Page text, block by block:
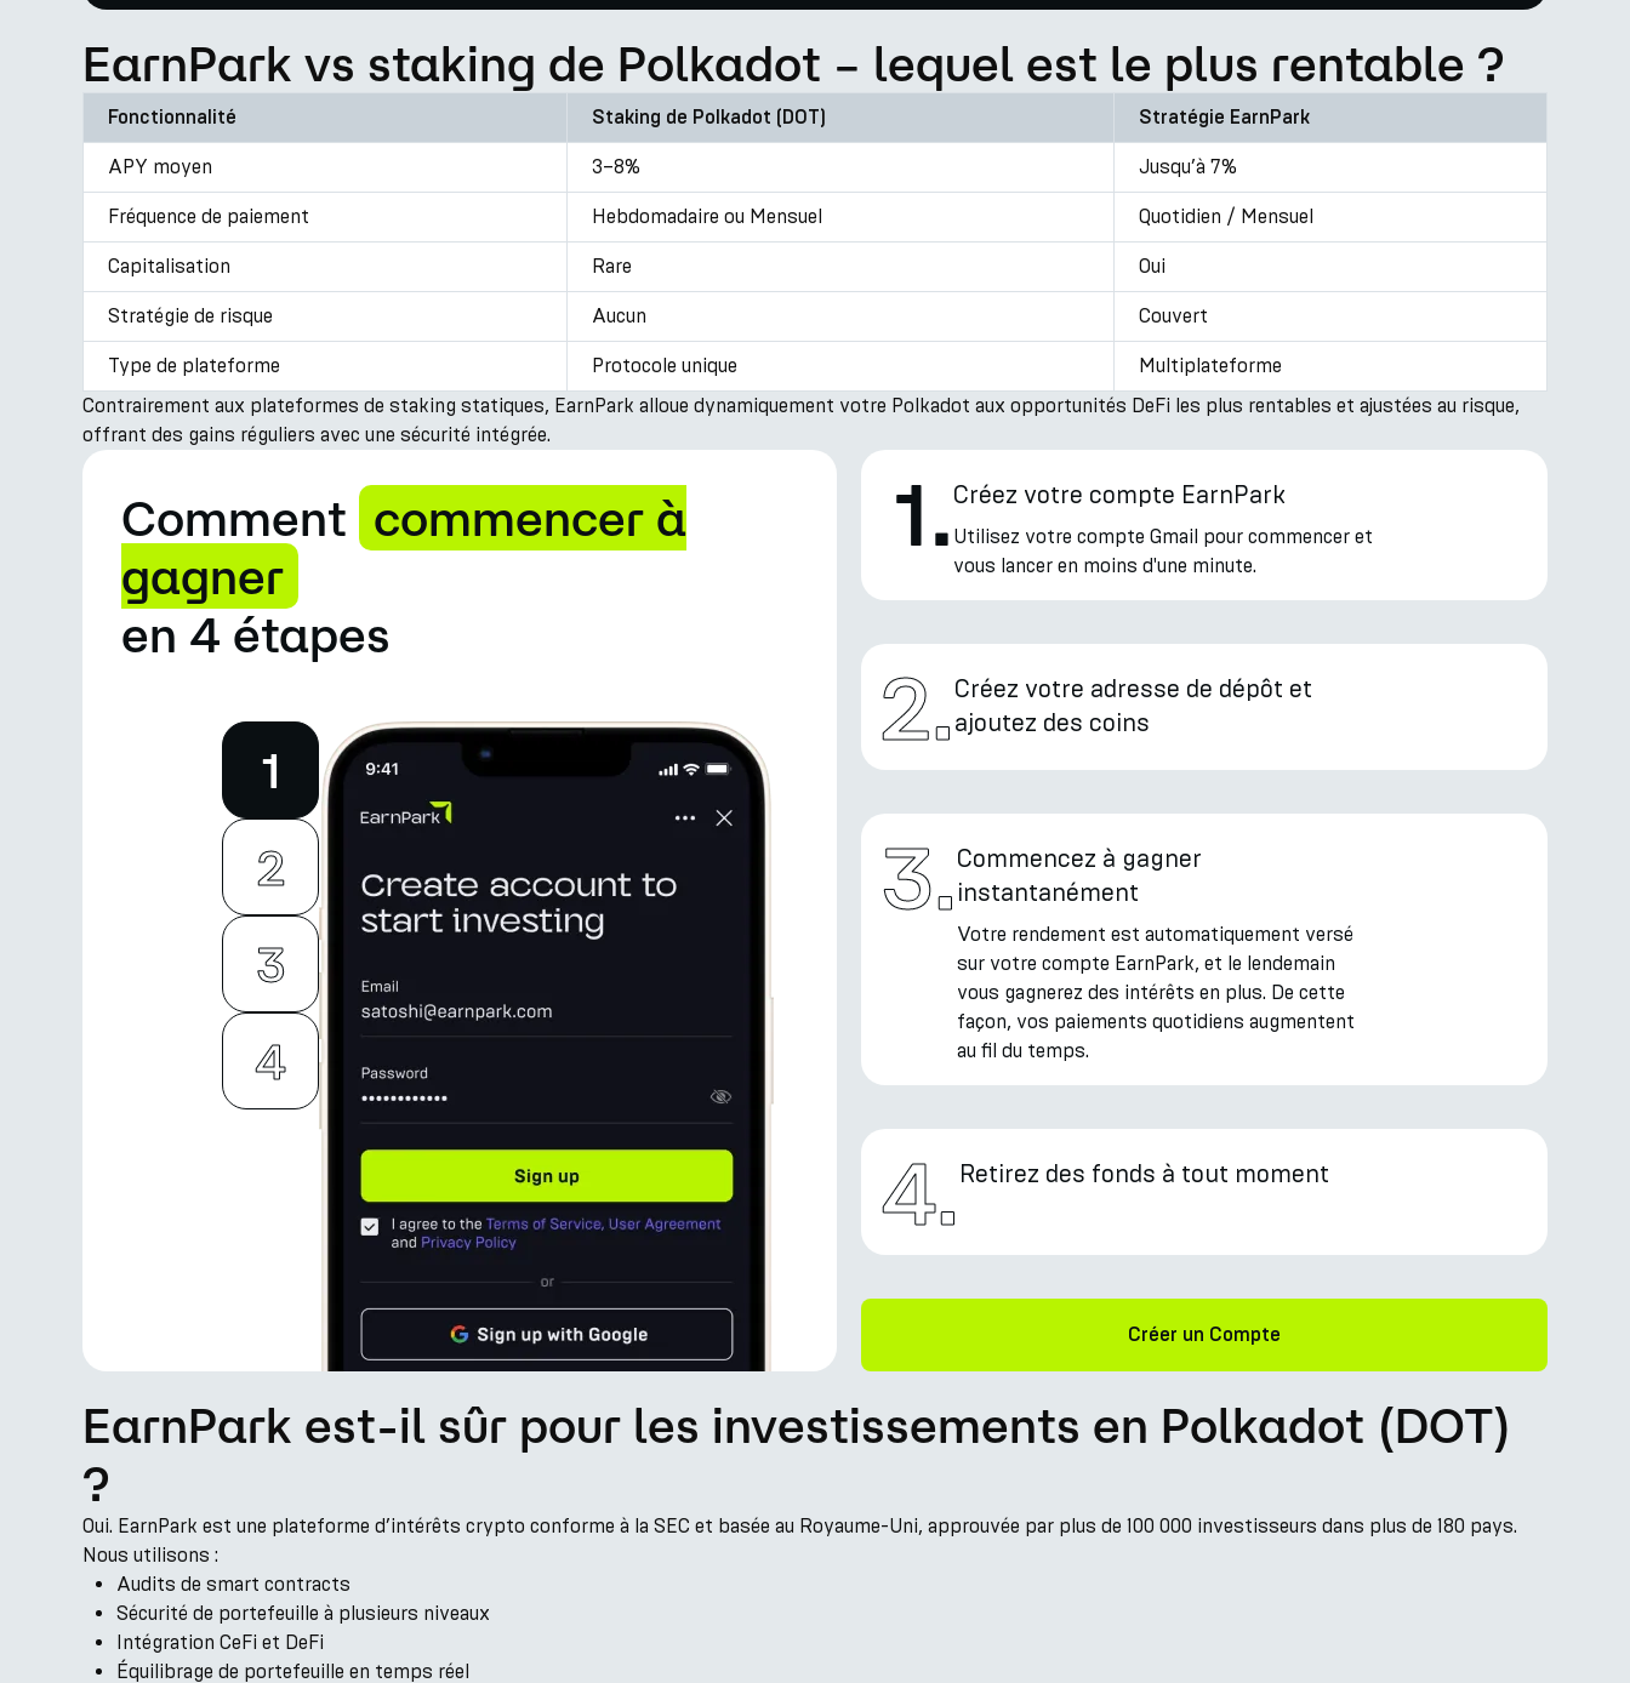
EarnPark vs staking de Polkadot – lequel est le plus rentable ?
Fonctionnalité Staking de Polkadot (DOT) Stratégie EarnPark
APY moyen 3–8% Jusqu’à 7%
Fréquence de paiement Hebdomadaire ou Mensuel Quotidien / Mensuel
Capitalisation Rare Oui
Stratégie de risque Aucun Couvert
Type de plateforme Protocole unique
Multiplateforme
Contrairement aux plateformes de staking statiques, EarnPark alloue dynamiquement votre Polkadot aux opportunités DeFi les plus rentables et ajustées au risque,
offrant des gains réguliers avec une sécurité intégrée.
Comment commencer à
gagner
en 4 étapes
1
2
3
4
1. Créez votre compte EarnPark
Utilisez votre compte Gmail pour commencer et
vous lancer en moins d'une minute.
2. Créez votre adresse de dépôt et
ajoutez des coins
3. Commencez à gagner
instantanément
Votre rendement est automatiquement versé
sur votre compte EarnPark, et le lendemain
vous gagnerez des intérêts en plus. De cette
façon, vos paiements quotidiens augmentent
au fil du temps.
4. Retirez des fonds à tout moment
Créer un Compte
EarnPark est-il sûr pour les investissements en Polkadot (DOT)
?
Oui. EarnPark est une plateforme d’intérêts crypto conforme à la SEC et basée au Royaume-Uni, approuvée par plus de 100 000 investisseurs dans plus de 180 pays.
Nous utilisons :
Audits de smart contracts
Sécurité de portefeuille à plusieurs niveaux
Intégration CeFi et DeFi
Équilibrage de portefeuille en temps réel